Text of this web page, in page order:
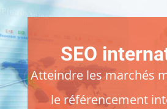
SEO
Atteindre les marchés
le référencement